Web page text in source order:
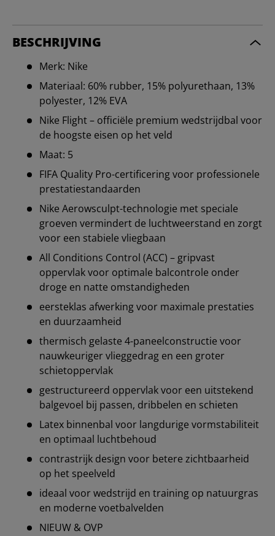
BESCHRIJVING
Merk: Nike
Materiaal: 60% rubber, 15% polyurethaan, 13%
polyester, 12% EVA
Nike Flight – officiële premium wedstrijdbal voor
de hoogste eisen op het veld
Maat: 5
FIFA Quality Pro-certificering voor professionele
prestatiestandaarden
Nike Aerowsculpt-technologie met speciale
groeven vermindert de luchtweerstand en zorgt
voor een stabiele vliegbaan
All Conditions Control (ACC) – gripvast
oppervlak voor optimale balcontrole onder
droge en natte omstandigheden
eersteklas afwerking voor maximale prestaties
en duurzaamheid
thermisch gelaste 4-paneelconstructie voor
nauwkeuriger vlieggedrag en een groter
schietoppervlak
gestructureerd oppervlak voor een uitstekend
balgevoel bij passen, dribbelen en schieten
Latex binnenbal voor langdurige vormstabiliteit
en optimaal luchtbehoud
contrastrijk design voor betere zichtbaarheid
op het speelveld
ideaal voor wedstrijd en training op natuurgras
en moderne voetbalvelden
NIEUW & OVP